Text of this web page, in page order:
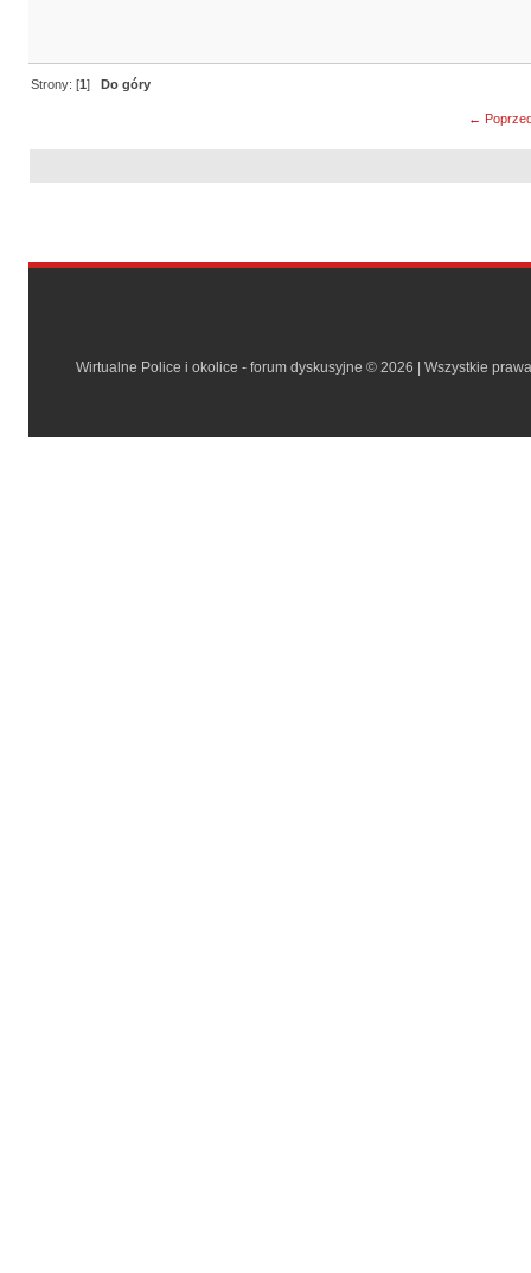
Strony: [1]Do góry
←
Wirtualne Police i okolice - forum dyskusyjne © 2026 | Wszystkie